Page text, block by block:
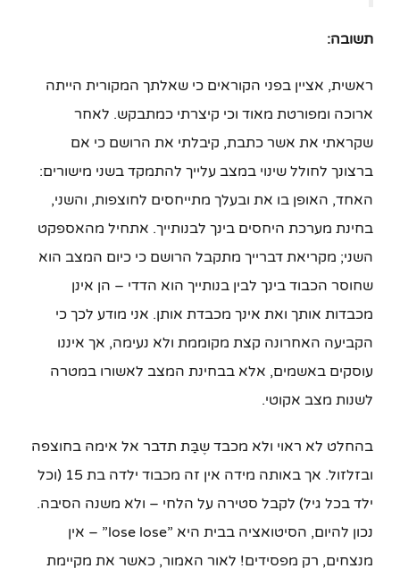
תשובה:
ראשית, אציין בפני הקוראים כי שאלתך המקורית הייתה
ארוכה ומפורטת מאוד וכי קיצרתי כמתבקש. לאחר
שקראתי את אשר כתבת, קיבלתי את הרושם כי אם
ברצונך לחולל שינוי במצב עלייך להתמקד בשני מישורים:
האחד, האופן בו את ובעלך מתייחסים לחוצפות, והשני,
בחינת מערכת היחסים בינך לבנותייך. אתחיל מהאספקט
השני; מקריאת דברייך מתקבל הרושם כי כיום המצב הוא
שחוסר הכבוד בינך לבין בנותייך הוא הדדי – הן אינן
מכבדות אותך ואת אינך מכבדת אותן. אני מודע לכך כי
הקביעה האחרונה קצת מקוממת ולא נעימה, אך איננו
עוסקים באשמים, אלא בבחינת המצב לאשורו במטרה
לשנות מצב אקוטי.
בהחלט לא ראוי ולא מכבד שֶבַּת תדבר אל אימהּ בחוצפה
ובזלזול. אך באותה מידה אין זה מכבוד ילדה בת 15 (וכל
ילד בכל גיל) לקבל סטירה על הלחי – ולא משנה הסיבה.
נכון להיום, הסיטואציה בבית היא ”lose lose” – אין
מנצחים, רק מפסידים! לאור האמור, כאשר את מקיימת